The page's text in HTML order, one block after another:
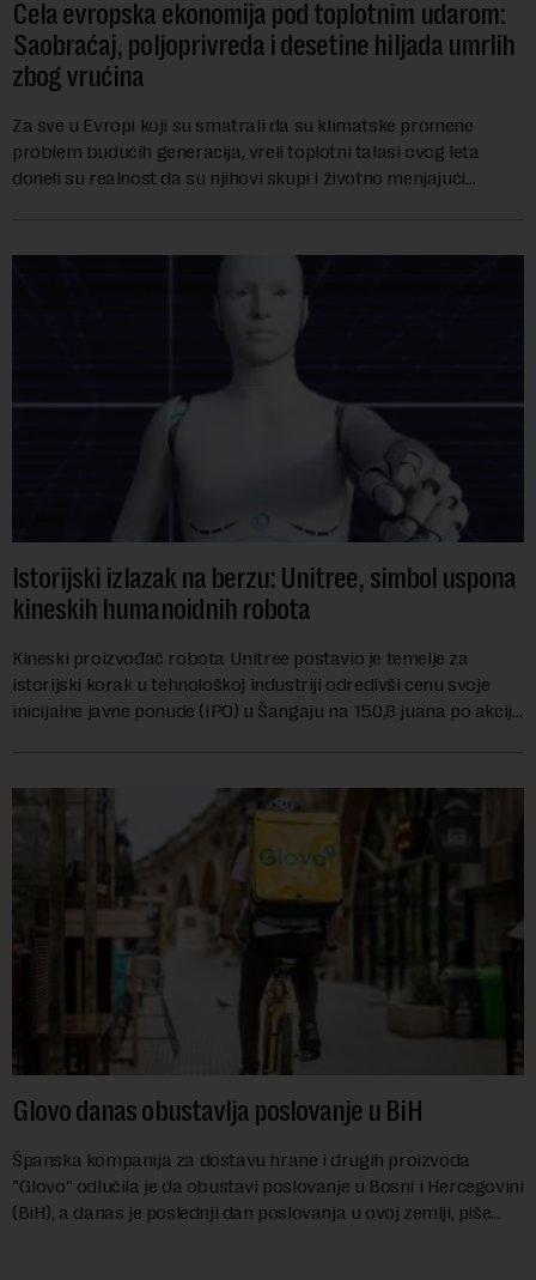
Cela evropska ekonomija pod toplotnim udarom:
Saobraćaj, poljoprivreda i desetine hiljada umrlih
zbog vrućina
Za sve u Evropi koji su smatrali da su klimatske promene
problem budućih generacija, vreli toplotni talasi ovog leta
doneli su realnost da su njihovi skupi i životno menjajući
Istorijski izlazak na berzu: Unitree, simbol uspona
kineskih humanoidnih robota
Kineski proizvođač robota Unitree postavio je temelje za
istorijski korak u tehnološkoj industriji odredivši cenu svoje
inicijalne javne ponude (IPO) u Šangaju na 150,8 juana po akciji.
Glovo danas obustavlja poslovanje u BiH
Španska kompanija za dostavu hrane i drugih proizvoda
"Glovo" odlučila je da obustavi poslovanje u Bosni i Hercegovini
(BiH), a danas je poslednji dan poslovanja u ovoj zemlji, piše